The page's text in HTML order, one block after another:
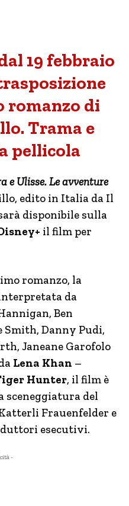
19 febbraio
romanzo di
Trama e
pellicola
e Ulisse. Le avventure
edito in Italia da Il
disponibile sulla
il film per
romanzo, la
da
Ben
Smith, Danny Pudi,
Janeane Garofolo
Lena Khan –
Hunter, il film è
sceneggiatura del
Frauenfelder e
esecutivi.
-